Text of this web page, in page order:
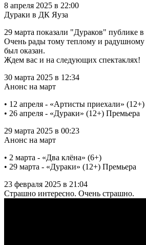
8 апреля 2025 в 22:00
Дураки в ДК Яуза
29 марта показали "Дураков" публике
Очень рады тому теплому и
был оказан.
Ждем вас и на следующих спектаклях!
30 марта 2025 в 12:34
Анонс на март
• 12 апреля - «Артисты приехали» (12+)
• 26 апреля - «Дураки» (12+) Премьера
29 марта 2025 в 00:23
Анонс на март
• 2 марта - «Два клёна» (6+)
• 29 марта - «Дураки» (12+) Премьера
23 февраля 2025 в 21:04
Страшно интересно. Очень страшно.